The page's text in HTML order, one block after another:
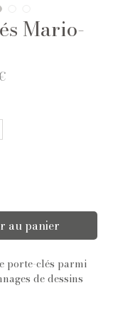
Mario-
au panier
porte-clés parmi
de dessins